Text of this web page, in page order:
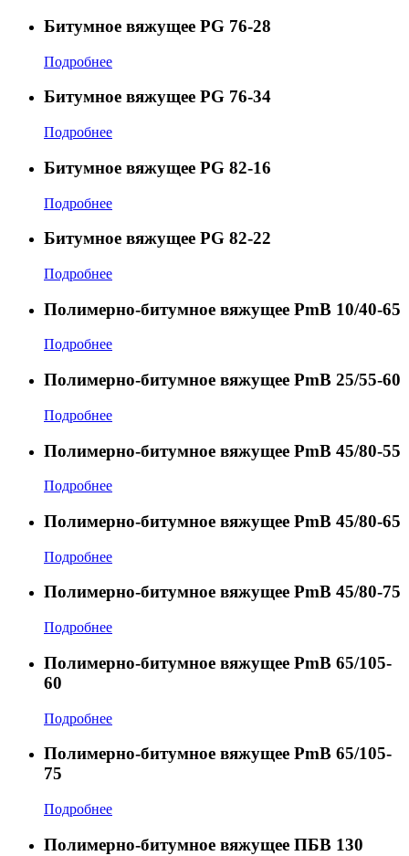
Битумное вяжущее PG 76-28
Подробнее
Битумное вяжущее PG 76-34
Подробнее
Битумное вяжущее PG 82-16
Подробнее
Битумное вяжущее PG 82-22
Подробнее
Полимерно-битумное вяжущее PmB 10/40-65
Подробнее
Полимерно-битумное вяжущее PmB 25/55-60
Подробнее
Полимерно-битумное вяжущее PmB 45/80-55
Подробнее
Полимерно-битумное вяжущее PmB 45/80-65
Подробнее
Полимерно-битумное вяжущее PmB 45/80-75
Подробнее
Полимерно-битумное вяжущее PmB 65/105-
60
Подробнее
Полимерно-битумное вяжущее PmB 65/105-
75
Подробнее
Полимерно-битумное вяжущее ПБВ 130